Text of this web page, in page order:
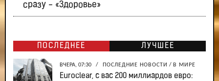
сразу - «Здоровье»
ПОСЛЕДНЕЕ ЛУЧШЕЕ
ВЧЕРА, 07:30 / ПОСЛЕДНИЕ НОВОСТИ / В МИРЕ
Euroclear, с вас 200 миллиардов евро: